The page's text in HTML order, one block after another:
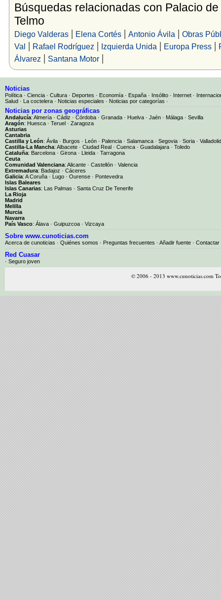
Búsquedas relacionadas con Palacio de
Telmo
Diego Valderas| Elena Cortés| Antonio Ávila | Obras
Val | Rafael Rodríguez | Izquierda Unida | Europa Press|
Álvarez | Santana Motor|
Noticias
Política · Ciencia · Cultura · Deportes · Economía · España · Insólito · Internet ·
Salud · La coctelera · Noticias especiales · Noticias por categorías ·
Noticias por zonas geográficas
Andalucía: Almería · Cádiz · Córdoba · Granada · Huelva · Jaén · Málaga · Sevilla
Aragón: Huesca · Teruel · Zaragoza
Asturias
Cantabria
Castilla y León: Ávila · Burgos · León · Palencia · Salamanca · Segovia · Soria · Valladolid
Castilla-La Mancha: Albacete · Ciudad Real · Cuenca · Guadalajara · Toledo
Cataluña: Barcelona · Girona · Lleida · Tarragona
Ceuta
Comunidad Valenciana: Alicante · Castellón · Valencia
Extremadura: Badajoz · Cáceres
Galicia: A Coruña · Lugo · Ourense · Pontevedra
Islas Baleares
Islas Canarias: Las Palmas · Santa Cruz De Tenerife
La Rioja
Madrid
Melilla
Murcia
Navarra
País Vasco: Álava · Guipuzcoa · Vizcaya
Sobre www.cunoticias.com
Acerca de cunoticias · Quiénes somos · Preguntas frecuentes · Añadir fuente · Contactar
Red Cuasar
· Seguro joven
© 2006 - 2013 www.cunoticias.com